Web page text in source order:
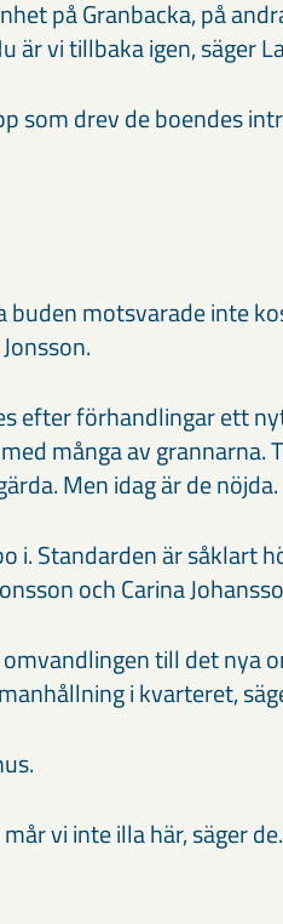
på Granbacka, på
är vi tillbaka igen, säger
som drev de boendes
buden motsvarade inte
efter förhandlingar ett
många av grannarna.
Men idag är de nöjda.
i. Standarden är såklart
och Carina
till det nya
i kvarteret,
vi inte illa här, säger de.